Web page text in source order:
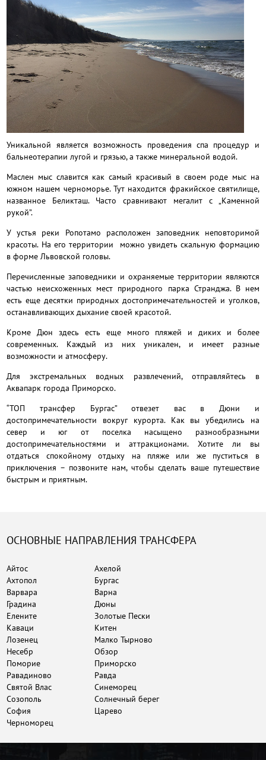
Уникальной является возможность проведения спа процедур и
бальнеотерапии лугой и грязью, а также минеральной водой.
Маслен мыс славится как самый красивый в своем роде мыс на
южном нашем черноморье. Тут находится фракийское святилище,
названное Беликташ. Часто сравнивают мегалит с „Каменной
рукой”.
У устья реки Ропотамо расположен заповедник неповторимой
красоты. На его территории можно увидеть скальную формацию
в форме Львовской головы.
Перечисленные заповедники и охраняемые территории являются
частью неисхоженных мест природного парка Странджа. В нем
есть еще десятки природных достопримечательностей и уголков,
останавливающих дыхание своей красотой.
Кроме Дюн здесь есть еще много пляжей и диких и более
современных. Каждый из них уникален, и имеет разные
возможности и атмосферу.
Для экстремальных водных развлечений, отправляйтесь в
Аквапарк города Приморско.
“ТОП трансфер Бургас” отвезет вас в Дюни и
достопримечательности вокруг курорта. Как вы убедились на
север и юг от поселка насыщено разнообразными
достопримечательностями и аттракционами. Хотите ли вы
отдаться спокойному отдыху на пляже или же пуститься в
приключения – позвоните нам, чтобы сделать ваше путешествие
быстрым и приятным.
ОСНОВНЫЕ НАПРАВЛЕНИЯ ТРАНСФЕРА
Айтос
Ахелой
Ахтопол
Бургас
Варвара
Варна
Градина
Дюны
Елените
Золотые Пески
Каваци
Китен
Лозенец
Малко Тырново
Несебр
Обзор
Поморие
Приморско
Равадиново
Равда
Святой Влас
Синеморец
Созополь
Солнечный берег
София
Царево
Черноморец